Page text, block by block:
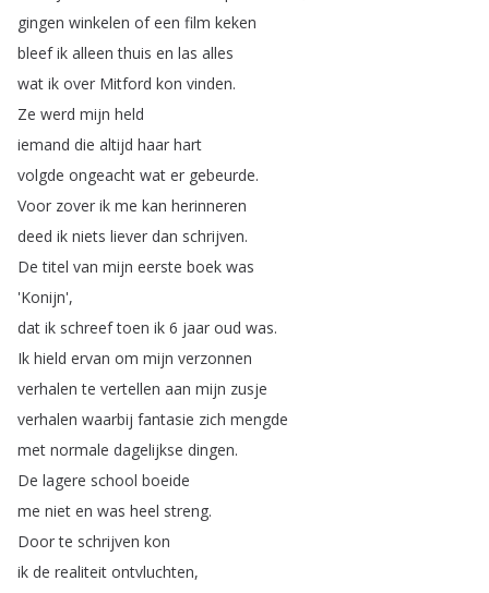
gingen winkelen of een film keken
bleef ik alleen thuis en las alles
wat ik over Mitford kon vinden.
Ze werd mijn held
iemand die altijd haar hart
volgde ongeacht wat er gebeurde.
Voor zover ik me kan herinneren
deed ik niets liever dan schrijven.
De titel van mijn eerste boek was
'Konijn',
dat ik schreef toen ik 6 jaar oud was.
Ik hield ervan om mijn verzonnen
verhalen te vertellen aan mijn zusje
verhalen waarbij fantasie zich mengde
met normale dagelijkse dingen.
De lagere school boeide
me niet en was heel streng.
Door te schrijven kon
ik de realiteit ontvluchten,